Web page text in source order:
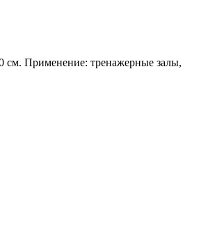
см. Применение: тренажерные залы,